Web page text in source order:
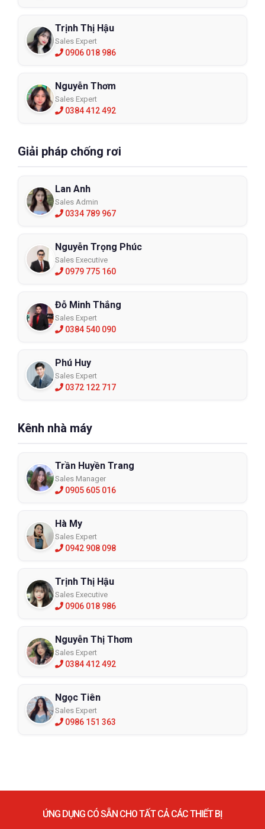
Trịnh Thị Hậu
Sales Expert
0906 018 986
Nguyễn Thơm
Sales Expert
0384 412 492
Giải pháp chống rơi
Lan Anh
Sales Admin
0334 789 967
Nguyễn Trọng Phúc
Sales Executive
0979 775 160
Đỗ Minh Thắng
Sales Expert
0384 540 090
Phú Huy
Sales Expert
0372 122 717
Kênh nhà máy
Trần Huyền Trang
Sales Manager
0905 605 016
Hà My
Sales Expert
0942 908 098
Trịnh Thị Hậu
Sales Executive
0906 018 986
Nguyễn Thị Thơm
Sales Expert
0384 412 492
Ngọc Tiên
Sales Expert
0986 151 363
ỨNG DỤNG CÓ SẴN CHO TẤT CẢ CÁC THIẾT BỊ